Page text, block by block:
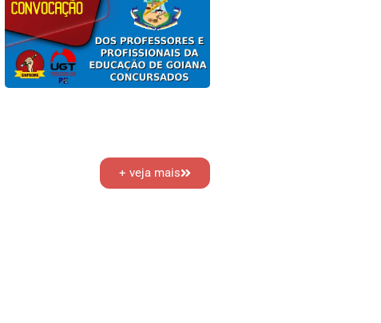
+ veja mais